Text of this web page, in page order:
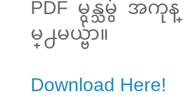
PDF မွန္သမွ် အကု
မ္႕မယ္ဗ်ာ။
Download Here!